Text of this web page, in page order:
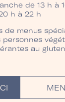
de 13 h à
h à 22 h
de menus
personnes
au